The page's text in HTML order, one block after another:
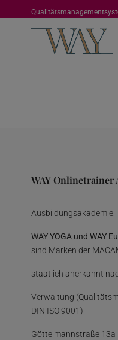
WAY Onlinetrainer
Ausbildungsakademie:
WAY YOGA und WAY
sind Marken der
staatlich anerkannt
Verwaltung
DIN ISO 9001)
Göttelmannstraße 13a